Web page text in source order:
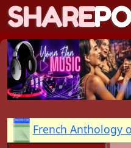
French Anthology